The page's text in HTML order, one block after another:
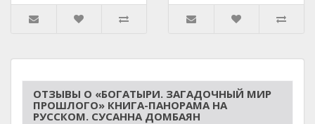
ОТЗЫВЫ О «БОГАТЫРИ. ЗАГАДОЧНЫЙ МИР
ПРОШЛОГО» КНИГА-ПАНОРАМА НА
РУССКОМ. СУСАННА ДОМБАЯН